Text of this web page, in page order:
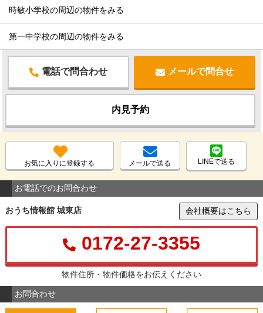
時敏小学校の周辺の物件をみる
第一中学校の周辺の物件をみる
電話で問合わせ メールで問合せ
内見予約
お気に入りに登録する メールで送る LINEで送る
お電話でのお問合わせ
おうち情報館 城東店 会社概要はこちら
0172-27-3355
物件住所・物件価格をお伝えください
お問合わせ